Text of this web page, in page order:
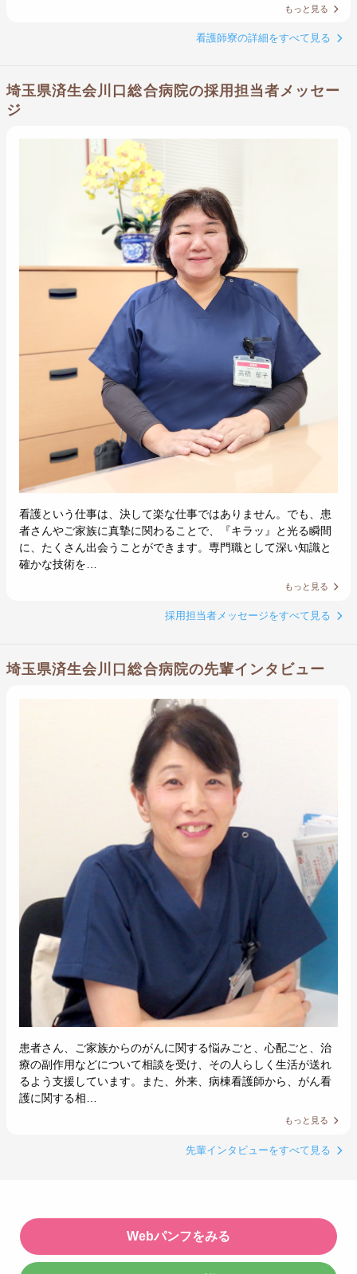
もっと見る
看護師寮の詳細をすべて見る
埼玉県済生会川口総合病院の採用担当者メッセー
ジ
看護という仕事は、決して楽な仕事ではありません。でも、患
者さんやご家族に真摯に関わることで、『キラッ』と光る瞬間
に、たくさん出会うことができます。専門職として深い知識と
確かな技術を…
もっと見る
採用担当者メッセージをすべて見る
埼玉県済生会川口総合病院の先輩インタビュー
患者さん、ご家族からのがんに関する悩みごと、心配ごと、治
療の副作用などについて相談を受け、その人らしく生活が送れ
るよう支援しています。また、外来、病棟看護師から、がん看
護に関する相…
もっと見る
先輩インタビューをすべて見る
Webパンフをみる